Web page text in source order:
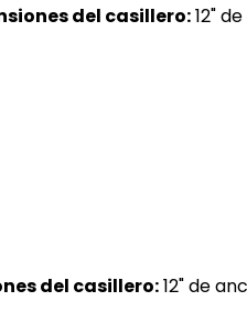
del casillero:12"
del casillero:12" de